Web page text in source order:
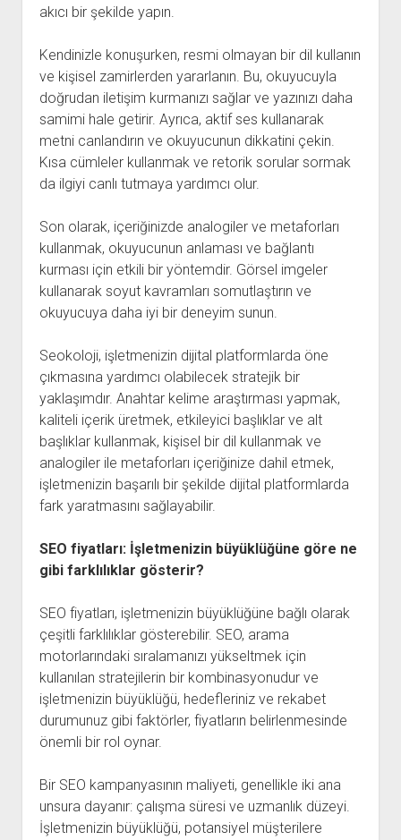
akıcı bir şekilde yapın.
Kendinizle konuşurken, resmi olmayan bir dil kullanın
ve kişisel zamirlerden yararlanın. Bu, okuyucuyla
doğrudan iletişim kurmanızı sağlar ve yazınızı daha
samimi hale getirir. Ayrıca, aktif ses kullanarak
metni canlandırın ve okuyucunun dikkatini çekin.
Kısa cümleler kullanmak ve retorik sorular sormak
da ilgiyi canlı tutmaya yardımcı olur.
Son olarak, içeriğinizde analogiler ve metaforları
kullanmak, okuyucunun anlaması ve bağlantı
kurması için etkili bir yöntemdir. Görsel imgeler
kullanarak soyut kavramları somutlaştırın ve
okuyucuya daha iyi bir deneyim sunun.
Seokoloji, işletmenizin dijital platformlarda öne
çıkmasına yardımcı olabilecek stratejik bir
yaklaşımdır. Anahtar kelime araştırması yapmak,
kaliteli içerik üretmek, etkileyici başlıklar ve alt
başlıklar kullanmak, kişisel bir dil kullanmak ve
analogiler ile metaforları içeriğinize dahil etmek,
işletmenizin başarılı bir şekilde dijital platformlarda
fark yaratmasını sağlayabilir.
SEO fiyatları: İşletmenizin büyüklüğüne göre ne
gibi farklılıklar gösterir?
SEO fiyatları, işletmenizin büyüklüğüne bağlı olarak
çeşitli farklılıklar gösterebilir. SEO, arama
motorlarındaki sıralamanızı yükseltmek için
kullanılan stratejilerin bir kombinasyonudur ve
işletmenizin büyüklüğü, hedefleriniz ve rekabet
durumunuz gibi faktörler, fiyatların belirlenmesinde
önemli bir rol oynar.
Bir SEO kampanyasının maliyeti, genellikle iki ana
unsura dayanır: çalışma süresi ve uzmanlık düzeyi.
İşletmenizin büyüklüğü, potansiyel müşterilere